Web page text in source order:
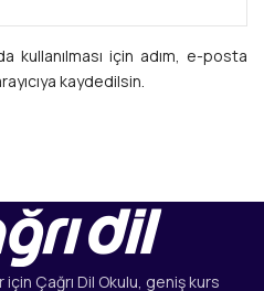
kullanılması için adım, e-posta
kaydedilsin.
için Çağrı Dil Okulu, geniş kurs